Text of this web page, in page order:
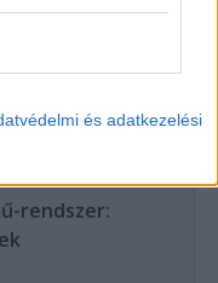
és adatkezelési
rendszer:
Az Amundi